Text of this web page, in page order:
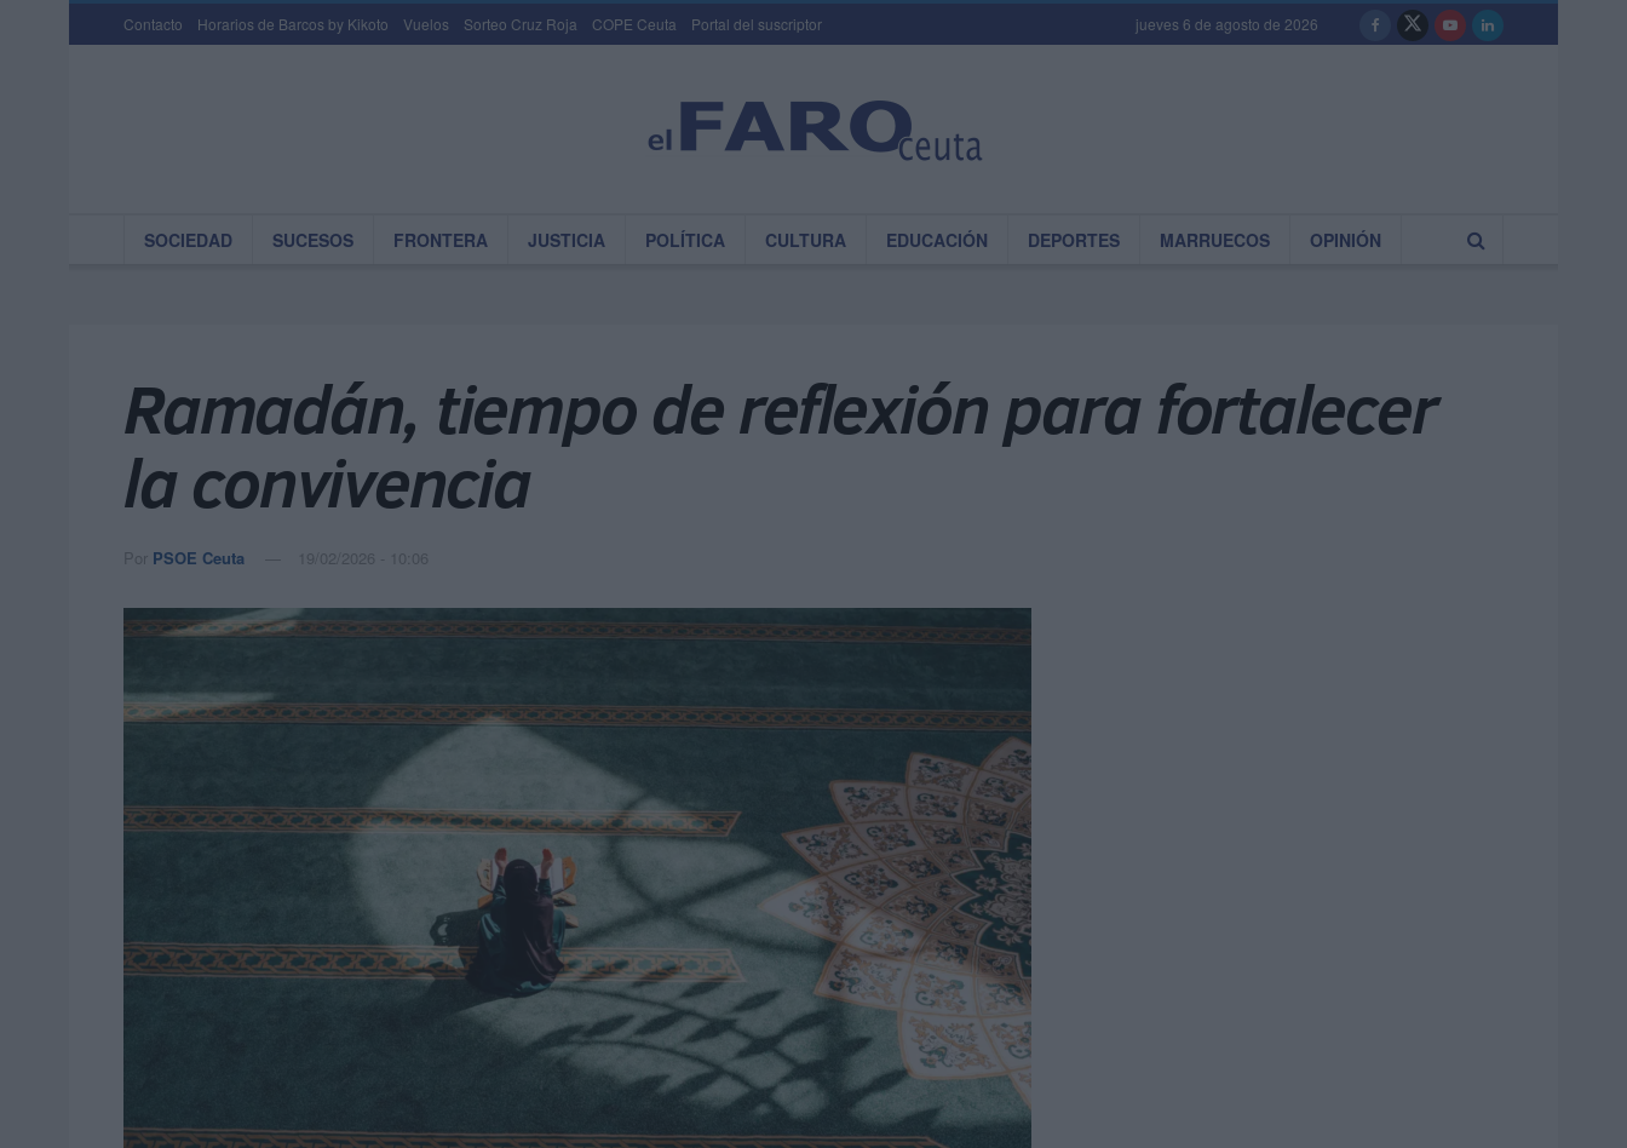
Contacto Horarios de Barcos by Kikoto Vuelos Sorteo Cruz Roja COPE Ceuta Portal del suscriptor jueves 6 de agosto de 2026
SOCIEDAD SUCESOS FRONTERA JUSTICIA POLÍTICA CULTURA EDUCACIÓN DEPORTES MARRUECOS OPINIÓN
Ramadán, tiempo de reflexión para fortalecer
la convivencia
Por PSOE Ceuta 19/02/2026 - 10:06